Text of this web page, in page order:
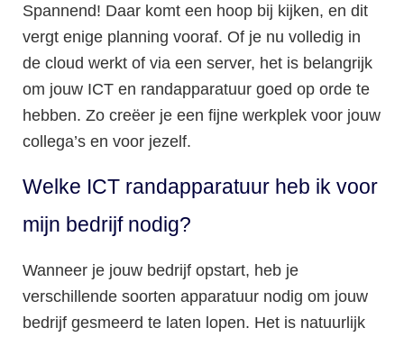
Spannend! Daar komt een hoop bij kijken, en dit
vergt enige planning vooraf. Of je nu volledig in
de cloud werkt of via een server, het is belangrijk
om jouw ICT en randapparatuur goed op orde te
hebben. Zo creëer je een fijne werkplek voor jouw
collega’s en voor jezelf.
Welke ICT randapparatuur heb ik voor
mijn bedrijf nodig?
Wanneer je jouw bedrijf opstart, heb je
verschillende soorten apparatuur nodig om jouw
bedrijf gesmeerd te laten lopen. Het is natuurlijk